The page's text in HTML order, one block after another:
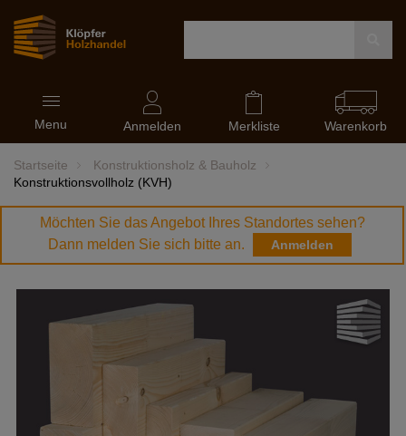
Navigation
ein-
und
ausblenden
Menu Anmelden Merkliste Warenkorb
Startseite
Konstruktionsholz & Bauholz
Konstruktionsvollholz (KVH)
Möchten Sie das Angebot Ihres Standortes sehen?
Dann melden Sie sich bitte an.
Anmelden